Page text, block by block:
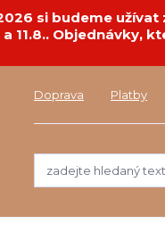
si budeme
11.8.. Objednávky,
Doprava Platby